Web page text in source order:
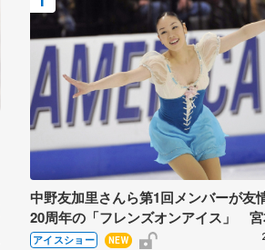
中野友加里さんら第1回メンバーが友
20周年の「フレンズオンアイス」
さん、有川梨絵さん、田村岳斗さんも
アイスショー NEW